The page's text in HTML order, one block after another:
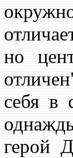
но
себя в
герой